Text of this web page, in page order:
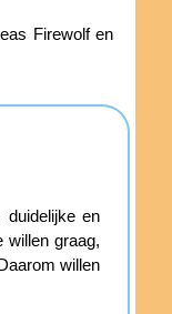
Firewolf en
en
willen graag,
willen